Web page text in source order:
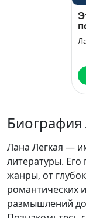
Лана Легкая —
литературы.
жанры, от
романтических
размышлений